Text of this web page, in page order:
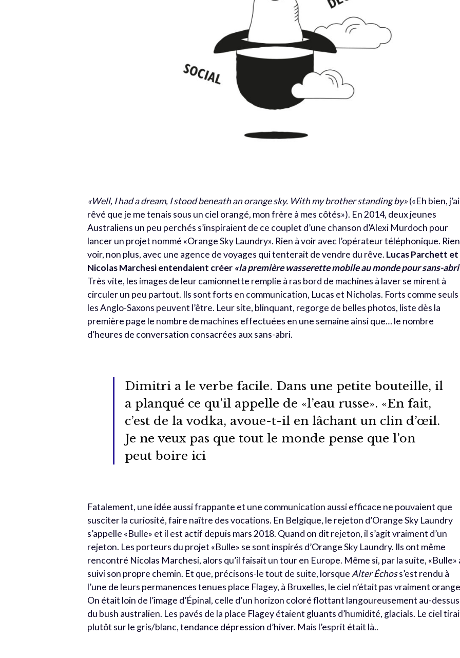
«Well, I had a dream, I stood beneath an orange sky. With my brother standing by»(«Eh bien, j’ai
rêvé que je me tenais sous un ciel orangé, mon frère à mes côtés»). En 2014, deux jeunes
Australiens un peu perchés s’inspiraient de ce couplet d’une chanson d’Alexi Murdoch pour
lancer un projet nommé «Orange Sky Laundry». Rien à voir avec l’opérateur téléphonique.
voir, non plus, avec une agence de voyages qui tenterait de vendre du rêve. Lucas Parchett et
Nicolas Marchesi entendaient créer «la première wasserette mobile au monde pour sans-
Très vite, les images de leur camionnette remplie à ras bord de machines à laver se mirent à
circuler un peu partout. Ils sont forts en communication, Lucas et Nicholas. Forts comme seuls
les Anglo-Saxons peuvent l’être. Leur site, blinquant, regorge de belles photos, liste dès la
première page le nombre de machines effectuées en une semaine ainsi que… le nombre
d’heures de conversation consacrées aux sans-abri.
Dimitri a le verbe facile. Dans une petite bouteille, il
a planqué ce qu’il appelle de «l’eau russe». «En fait,
c’est de la vodka, avoue-t-il en lâchant un clin d’œil.
Je ne veux pas que tout le monde pense que l’on
peut boire ici
Fatalement, une idée aussi frappante et une communication aussi efficace ne pouvaient que
susciter la curiosité, faire naître des vocations. En Belgique, le rejeton d’Orange Sky Laundry
s’appelle «Bulle» et il est actif depuis mars 2018. Quand on dit rejeton, il s’agit vraiment d’un
rejeton. Les porteurs du projet «Bulle» se sont inspirés d’Orange Sky Laundry. Ils ont même
rencontré Nicolas Marchesi, alors qu’il faisait un tour en Europe. Même si, par la suite, «Bulle»
suivi son propre chemin. Et que, précisons-le tout de suite, lorsque Alter Échoss’est rendu à
l’une de leurs permanences tenues place Flagey, à Bruxelles, le ciel n’était pas vraiment
On était loin de l’image d’Épinal, celle d’un horizon coloré flottant langoureusement au-dessus
du bush australien. Les pavés de la place Flagey étaient gluants d’humidité, glacials. Le ciel
plutôt sur le gris/blanc, tendance dépression d’hiver. Mais l’esprit était là..